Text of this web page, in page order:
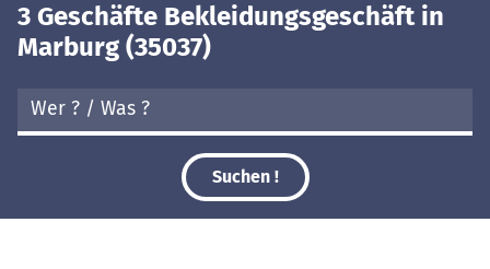
3 Geschäfte Bekleidungsgeschäft in
Marburg (35037)
Suchen !